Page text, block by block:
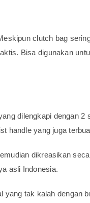
clutch bag
Bisa digunakan
dilengkapi dengan 2
handle yang juga
dikreasikan
asli Indonesia.
tak kalah dengan